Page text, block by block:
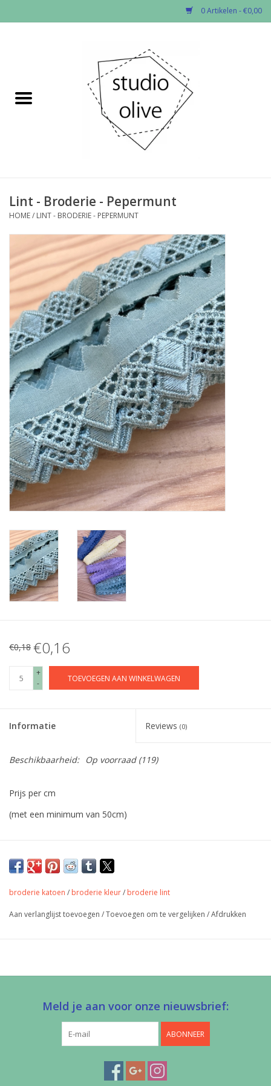
0 Artikelen - €0,00
✂︎Nieuw
Fournituren
Workshops
Diy pakketten
Studio Olive inspireert....
Lint - Broderie - Pepermunt
HOME/ LINT - BRODERIE - PEPERMUNT
€0,18 €0,16
+
-
TOEVOEGEN AAN WINKELWAGEN
Informatie Reviews (0)
Beschikbaarheid: Op voorraad(119)
Prijs per cm
(met een minimum van 50cm)
verfraaien.
broderie katoen / broderie kleur/ broderie lint
Aan verlanglijst toevoegen /Toevoegen om te vergelijken /Afdrukken
Meld je aan voor onze nieuwsbrief:
ABONNEER